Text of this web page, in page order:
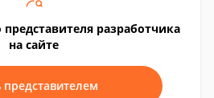
разработчика
на сайте
представителем